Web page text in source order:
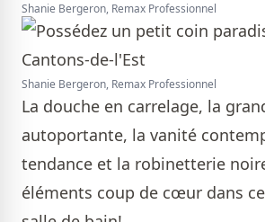
Shanie Bergeron, Remax Professionnel
Shanie Bergeron, Remax Professionnel
La douche en carrelage, la
autoportante, la vanité
tendance et la robinetterie
éléments coup de cœur dans